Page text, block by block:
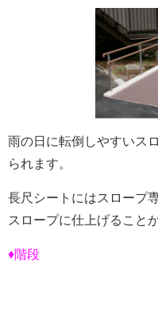
雨の日に転倒しやすいス
られます。
長尺シートにはスロープ
スロープに仕上げること
♦階段